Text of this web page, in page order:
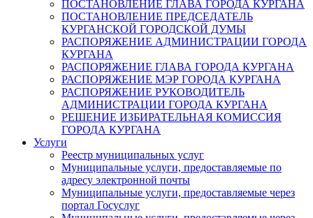
ПОСТАНОВЛЕНИЕ ГЛАВА ГОРОДА КУРГАНА
ПОСТАНОВЛЕНИЕ ПРЕДСЕДАТЕЛЬ
КУРГАНСКОЙ ГОРОДСКОЙ ДУМЫ
РАСПОРЯЖЕНИЕ АДМИНИСТРАЦИИ ГОРОДА
КУРГАНА
РАСПОРЯЖЕНИЕ ГЛАВА ГОРОДА КУРГАНА
РАСПОРЯЖЕНИЕ МЭР ГОРОДА КУРГАНА
РАСПОРЯЖЕНИЕ РУКОВОДИТЕЛЬ
АДМИНИСТРАЦИИ ГОРОДА КУРГАНА
РЕШЕНИЕ ИЗБИРАТЕЛЬНАЯ КОМИССИЯ
ГОРОДА КУРГАНА
Услуги
Реестр муниципальных услуг
Муниципальные услуги, предоставляемые по
адресу электронной почты
Муниципальные услуги, предоставляемые через
портал Госуслуг